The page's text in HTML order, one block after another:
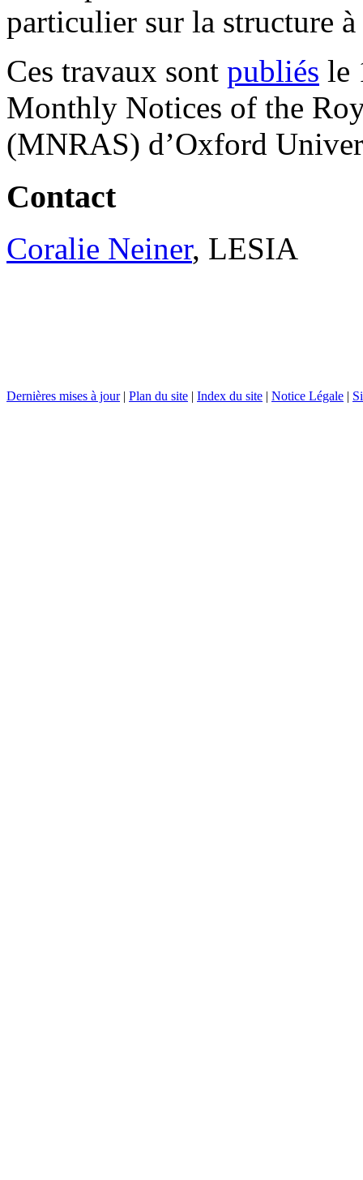
particulier sur la structure
Ces travaux sont publiés le
Monthly Notices of the
(MNRAS) d’Oxford
Contact
Coralie Neiner, LESIA
Dernières mises à jour| Plan du site | Index du site | Notice Légale |